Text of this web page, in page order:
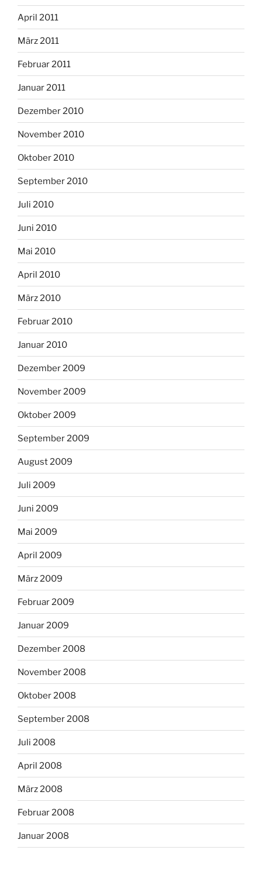
April 2011
März 2011
Februar 2011
Januar 2011
Dezember 2010
November 2010
Oktober 2010
September 2010
Juli 2010
Juni 2010
Mai 2010
April 2010
März 2010
Februar 2010
Januar 2010
Dezember 2009
November 2009
Oktober 2009
September 2009
August 2009
Juli 2009
Juni 2009
Mai 2009
April 2009
März 2009
Februar 2009
Januar 2009
Dezember 2008
November 2008
Oktober 2008
September 2008
Juli 2008
April 2008
März 2008
Februar 2008
Januar 2008